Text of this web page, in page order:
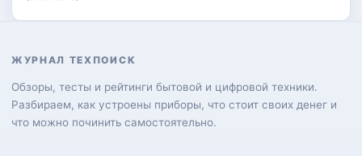
ЖУРНАЛ ТЕХПОИСК
Обзоры, тесты и рейтинги бытовой и цифровой техники.
Разбираем, как устроены приборы, что стоит своих денег и
что можно починить самостоятельно.